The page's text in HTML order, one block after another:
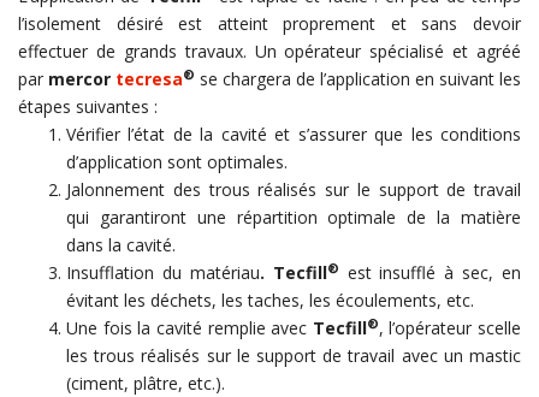
l’isolement désiré est atteint proprement et sans devoir
effectuer de grands travaux. Un opérateur spécialisé et agréé
par mercor tecresa® se chargera de l’application en suivant les
étapes suivantes :
Vérifier l’état de la cavité et s’assurer que les conditions
d’application sont optimales.
Jalonnement des trous réalisés sur le support de travail
qui garantiront une répartition optimale de la matière
dans la cavité.
Insufflation du matériau. Tecfill® est insufflé à sec, en
évitant les déchets, les taches, les écoulements, etc.
Une fois la cavité remplie avec Tecfill®, l’opérateur scelle
les trous réalisés sur le support de travail avec un mastic
(ciment, plâtre, etc.).